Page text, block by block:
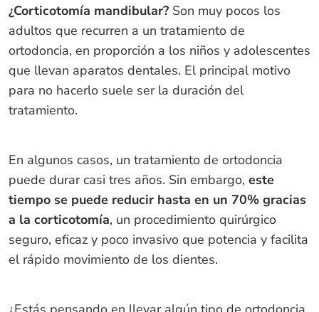
¿Corticotomía mandibular?Son muy pocos los
adultos que recurren a un tratamiento de
ortodoncia, en proporción a los niños y adolescentes
que llevan aparatos dentales. El principal motivo
para no hacerlo suele ser la duración del
tratamiento.
En algunos casos, un tratamiento de ortodoncia
puede durar casi tres años. Sin embargo, este
tiempo se puede reducir hasta en un 70% gracias
a la corticotomía, un procedimiento quirúrgico
seguro, eficaz y poco invasivo que potencia y facilita
el rápido movimiento de los dientes.